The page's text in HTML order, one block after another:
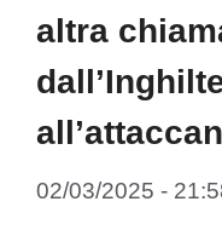
altra
02/03/2025 -